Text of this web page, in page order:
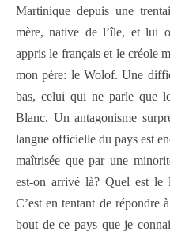
Martinique depuis une
mère, native de l’île, et lui
appris le français et le créole
mon père: le Wolof. Une
bas, celui qui ne parle que
Blanc. Un antagonisme
langue officielle du pays est
maîtrisée que par une
est-on arrivé là? Quel est le
C’est en tentant de répondre
bout de ce pays que je